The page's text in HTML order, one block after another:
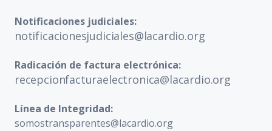
Notificaciones judiciales:
notificacionesjudiciales@lacardio.org
Radicación de factura electrónica:
recepcionfacturaelectronica@lacardio.org
Línea de Integridad:
somostransparentes@lacardio.org